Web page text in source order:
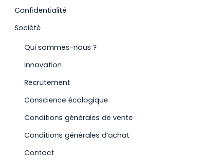
Confidentialité
Société
Qui sommes-nous ?
Innovation
Recrutement
Conscience écologique
Conditions générales de vente
Conditions générales d’achat
Contact